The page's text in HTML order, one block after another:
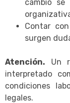
cambio se
Contar
surgen
Atención. Un
interpretado
condiciones
legales.